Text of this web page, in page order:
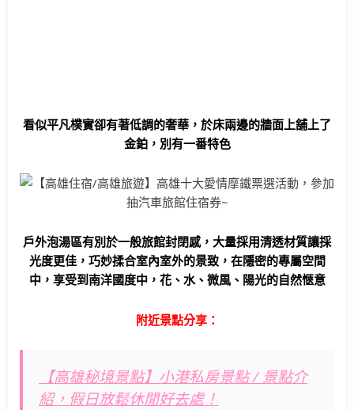
看似平凡樸實卻有著低調的奢華，於床兩邊的牆面上舖上了
金鉑，別有一番特色
戶外泡湯區有別於一般旅館封閉感，大量採用清透材質讓採
光度更佳，巧妙揉合室內室外的景致，在隱密的專屬空間
中，享受到南洋國度中，花、水、微風、陽光的自然愜意
附近景點分享：
【高雄秘境景點】小港私房景點 / 景點介
紹，假日放鬆休閒好去處！